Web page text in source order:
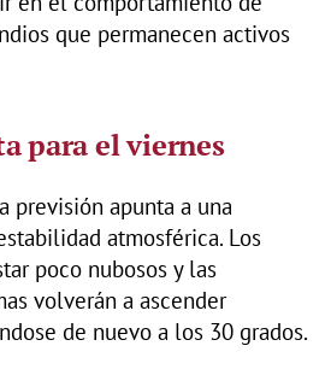
que permanecen activos
para el viernes
previsión apunta a una
atmosférica. Los
poco nubosos y las
volverán a ascender
de nuevo a los 30 grados.